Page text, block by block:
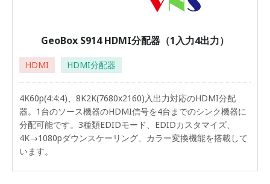
GeoBox S914 HDMI分配器（1入力4出力）
HDMI HDMI分配器
4K60p(4:4:4)、8K2K(7680x2160)入出力対応のHDMI分配
器。1台のソース機器のHDMI信号を4台までのシンク機器に
分配可能です。3種類EDIDモード、EDIDカスタマイズ、
4K→1080pダウンスケーリング、カラー変換機能を搭載して
います。